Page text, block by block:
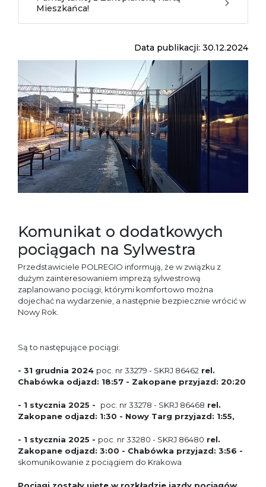
Mieszkańca!
Data publikacji: 30.12.2024
Komunikat o dodatkowych
pociągach na Sylwestra
Przedstawiciele POLREGIO informują, że w związku z
dużym zainteresowaniem imprezą sylwestrową
zaplanowano pociągi, którymi komfortowo można
dojechać na wydarzenie, a następnie bezpiecznie wrócić w
Nowy Rok.
Są to następujące pociągi:
- 31 grudnia 2024 poc. nr 33279 - SKRJ 86462 rel.
Chabówka odjazd: 18:57 - Zakopane przyjazd: 20:20
- 1 stycznia 2025 - poc. nr 33278 - SKRJ 86468 rel.
Zakopane odjazd: 1:30 - Nowy Targ przyjazd: 1:55,
- 1 stycznia 2025 - poc. nr 33280 - SKRJ 86480 rel.
Zakopane odjazd: 3:00 - Chabówka przyjazd: 3:56 -
skomunikowanie z pociągiem do Krakowa